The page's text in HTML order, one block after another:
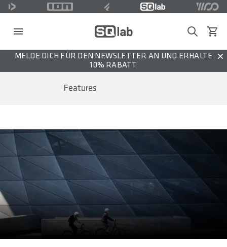
Search
MELDE DICH FÜR DEN NEWSLETTER AN UND ERHALTE
10% RABATT
Features